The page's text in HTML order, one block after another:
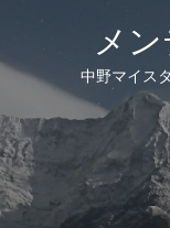
メ
中野マイス